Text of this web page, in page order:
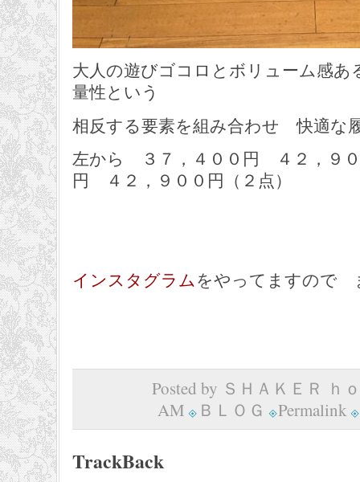
大人の遊びゴコロとボリューム感あ
量性という
相反する要素を組み合わせ 快適な
左から ３７，４００円 ４２，９
円 ４２，９００円（２点）
インスタグラムをやってますので
Posted by ＳＨＡＫＥＲ ｈ
AM
ＢＬＯＧ Permalink
TrackBack